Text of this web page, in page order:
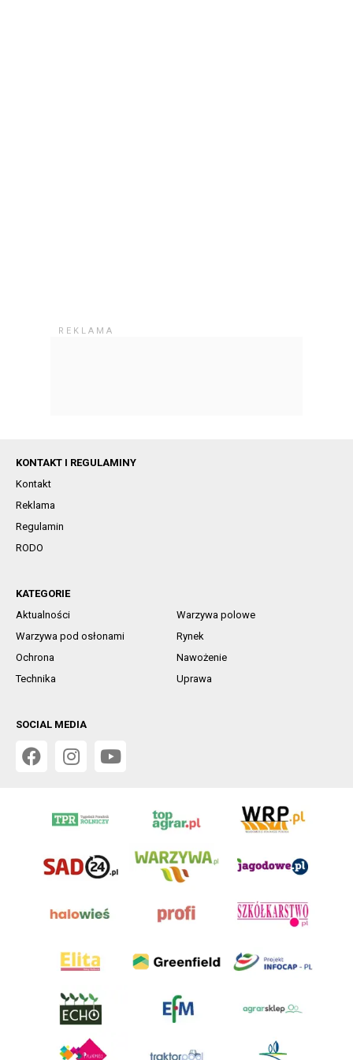
KONTAKT I REGULAMINY
Kontakt
Reklama
Regulamin
RODO
KATEGORIE
Aktualności
Warzywa polowe
Warzywa pod osłonami
Rynek
Ochrona
Nawożenie
Technika
Uprawa
SOCIAL MEDIA